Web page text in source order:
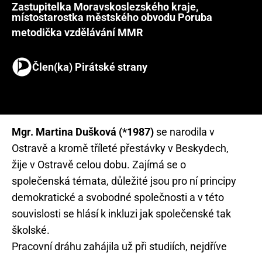
Zastupitelka Moravskoslezského kraje,
místostarostka městského obvodu Poruba
metodička vzdělávání MMR
Člen(ka) Pirátské strany
Mgr. Martina Dušková (*1987) se narodila v
Ostravě a kromě tříleté přestávky v Beskydech,
žije v Ostravě celou dobu. Zajímá se o
společenská témata, důležité jsou pro ní principy
demokratické a svobodné společnosti a v této
souvislosti se hlásí k inkluzi jak společenské tak
školské.
Pracovní dráhu zahájila už při studiích, nejdříve